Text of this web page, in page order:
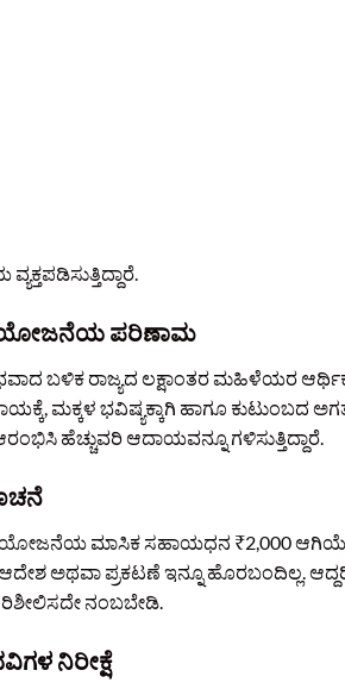
ಯೋಜನೆಯ ಪರಿಣಾಮ
ಬಳಿಕ ರಾಜ್ಯದ ಲಕ್ಷಾಂತರ ಮಹಿಳೆಯರ ಆರ್ಥಿಕ
ಮಕ್ಕಳ ಭವಿಷ್ಯಕ್ಕಾಗಿ ಹಾಗೂ ಕುಟುಂಬದ
ಹೆಚ್ಚುವರಿ ಆದಾಯವನ್ನೂ ಗಳಿಸುತ್ತಿದ್ದಾರೆ.
ಯೋಜನೆಯ ಮಾಸಿಕ ಸಹಾಯಧನ ₹2,000
ಅಥವಾ ಪ್ರಕಟಣೆ ಇನ್ನೂ ಹೊರಬಂದಿಲ್ಲ.
ನಂಬಬೇಡಿ.
ನಿರೀಕ್ಷೆ